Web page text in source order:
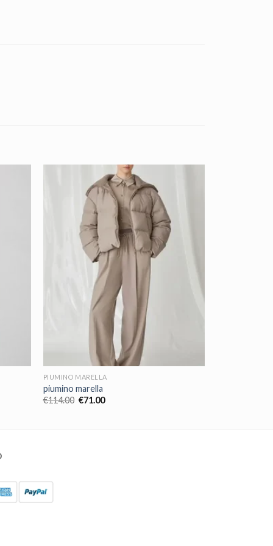
PIUMINO MARELLA
piumino marella
€114.00 €71.00